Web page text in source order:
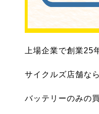
上場企業で創業25
サイクルズ店舗な
バッテリーのみの